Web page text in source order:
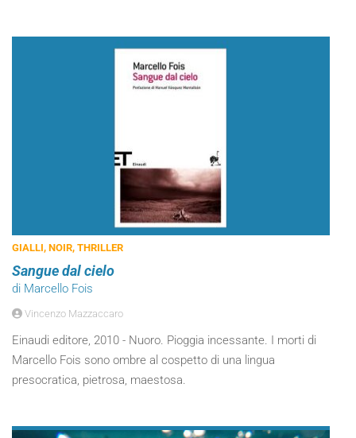
GIALLI, NOIR, THRILLER
Sangue dal cielo
di Marcello Fois
Vincenzo Mazzaccaro
Einaudi editore, 2010 - Nuoro. Pioggia incessante. I morti di
Marcello Fois sono ombre al cospetto di una lingua
presocratica, pietrosa, maestosa.